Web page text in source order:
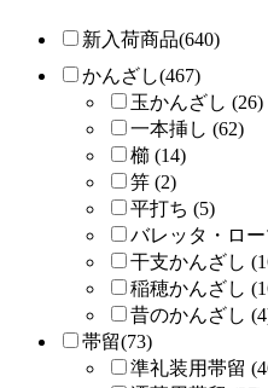
新入荷商品(640)
かんざし(467)
玉かんざし (26)
一本挿し (62)
櫛 (14)
笄 (2)
平打ち (5)
バレッタ・ロ
干支かんざし
稲穂かんざし
昔のかんざし
帯留(73)
準礼装用帯留